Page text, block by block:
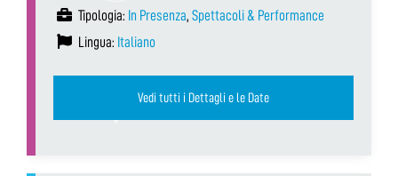
Tipologia: In Presenza, Spettacoli & Performance
Lingua: Italiano
Vedi tutti i Dettagli e le Date